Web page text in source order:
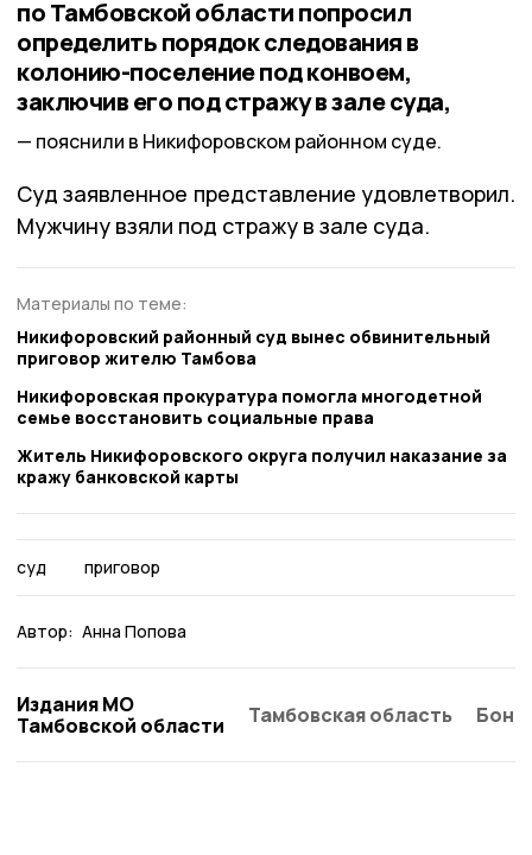
по Тамбовской области попросил
определить порядок следования в
колонию-поселение под конвоем,
заключив его под стражу в зале суда,
пояснили в Никифоровском районном суде.
Суд заявленное представление удовлетворил.
Мужчину взяли под стражу в зале суда.
Материалы по теме:
Никифоровский районный суд вынес обвинительный
приговор жителю Тамбова
Никифоровская прокуратура помогла многодетной
семье восстановить социальные права
Житель Никифоровского округа получил наказание за
кражу банковской карты
суд приговор
Автор: Анна Попова
Издания МО
Тамбовской области
Тамбовская область